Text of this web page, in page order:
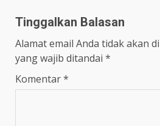
Tinggalkan Balasan
Alamat email Anda tidak akan
yang wajib ditandai *
Komentar*